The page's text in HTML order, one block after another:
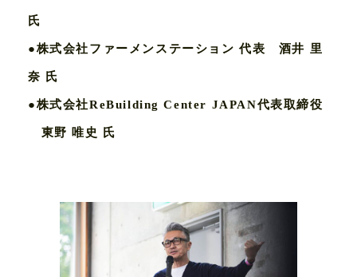
氏
●株式会社ファーメンステーション 代表 酒井 里
奈 氏
●株式会社ReBuilding Center JAPAN代表取締役
東野 唯史 氏